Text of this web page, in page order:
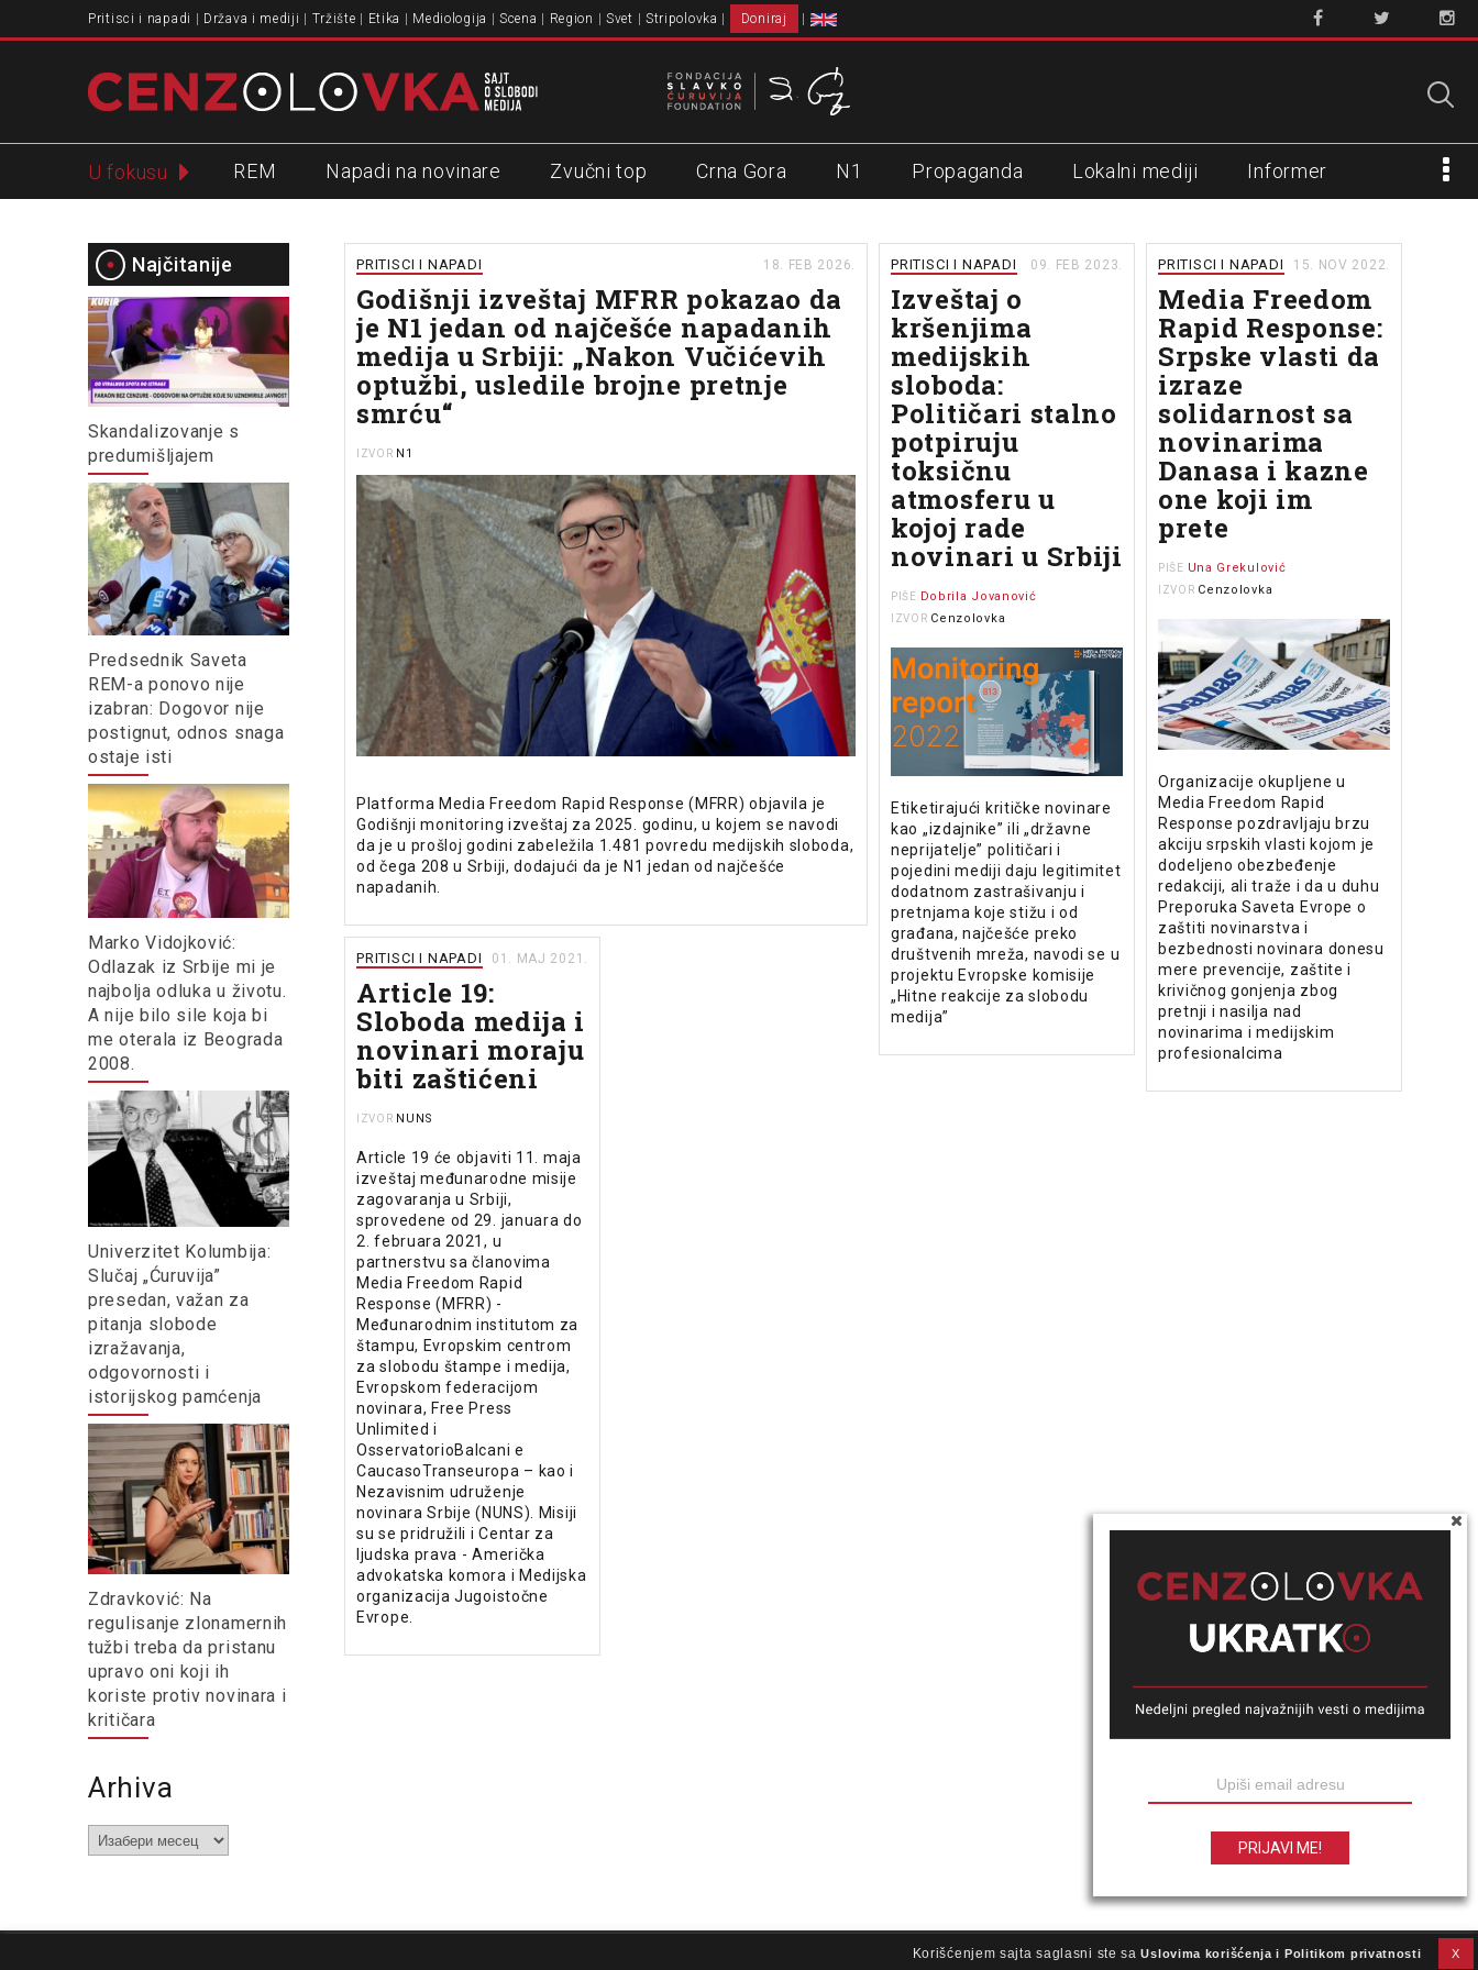
Pritisci i napadi Država i mediji Tržište Etika Mediologija Scena Region Svet Stripolovka Doniraj
U fokusu REM Napadi na novinare Zvučni top Crna Gora N1 Propaganda Lokalni mediji Informer
Najčitanije
Skandalizovanje s
predumišljajem
Predsednik Saveta
REM-a ponovo nije
izabran: Dogovor nije
postignut, odnos snaga
ostaje isti
Marko Vidojković:
Odlazak iz Srbije mi je
najbolja odluka u životu.
A nije bilo sile koja bi
me oterala iz Beograda
2008.
Univerzitet Kolumbija:
Slučaj „Ćuruvija”
presedan, važan za
pitanja slobode
izražavanja,
odgovornosti i
istorijskog pamćenja
Zdravković: Na
regulisanje zlonamernih
tužbi treba da pristanu
upravo oni koji ih
koriste protiv novinara i
kritičara
Arhiva
Arhiva
PRITISCI I NAPADI 18. FEB 2026.
Godišnji izveštaj MFRR pokazao da
je N1 jedan od najčešće napadanih
medija u Srbiji: „Nakon Vučićevih
optužbi, usledile brojne pretnje
smrću“
IZVOR N1
Platforma Media Freedom Rapid Response (MFRR) objavila je
Godišnji monitoring izveštaj za 2025. godinu, u kojem se navodi
da je u prošloj godini zabeležila 1.481 povredu medijskih sloboda,
od čega 208 u Srbiji, dodajući da je N1 jedan od najčešće
napadanih.
PRITISCI I NAPADI 09. FEB 2023.
Izveštaj o
kršenjima
medijskih
sloboda:
Političari stalno
potpiruju
toksičnu
atmosferu u
kojoj rade
novinari u Srbiji
PIŠE Dobrila Jovanović
IZVOR Cenzolovka
Etiketirajući kritičke novinare
kao „izdajnike” ili „državne
neprijatelje” političari i
pojedini mediji daju legitimitet
dodatnom zastrašivanju i
pretnjama koje stižu i od
građana, najčešće preko
društvenih mreža, navodi se u
projektu Evropske komisije
„Hitne reakcije za slobodu
medija”
PRITISCI I NAPADI 15. NOV 2022.
Media Freedom
Rapid Response:
Srpske vlasti da
izraze
solidarnost sa
novinarima
Danasa i kazne
one koji im
prete
PIŠE Una Grekulović
IZVOR Cenzolovka
Organizacije okupljene u
Media Freedom Rapid
Response pozdravljaju brzu
akciju srpskih vlasti kojom je
dodeljeno obezbeđenje
redakciji, ali traže i da u duhu
Preporuka Saveta Evrope o
zaštiti novinarstva i
bezbednosti novinara donesu
mere prevencije, zaštite i
krivičnog gonjenja zbog
pretnji i nasilja nad
novinarima i medijskim
profesionalcima
PRITISCI I NAPADI 01. MAJ 2021.
Article 19:
Sloboda medija i
novinari moraju
biti zaštićeni
IZVOR NUNS
Article 19 će objaviti 11. maja
izveštaj međunarodne misije
zagovaranja u Srbiji,
sprovedene od 29. januara do
2. februara 2021, u
partnerstvu sa članovima
Media Freedom Rapid
Response (MFRR) -
Međunarodnim institutom za
štampu, Evropskim centrom
za slobodu štampe i medija,
Evropskom federacijom
novinara, Free Press
Unlimited i
OsservatorioBalcani e
CaucasoTranseuropa – kao i
Nezavisnim udruženje
novinara Srbije (NUNS). Misiji
su se pridružili i Centar za
ljudska prava - Američka
advokatska komora i Medijska
organizacija Jugoistočne
Evrope.
Korišćenjem sajta saglasni ste saUslovima korišćenja i Politikom privatnosti X